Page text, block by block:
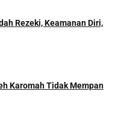
Rezeki, Keamanan Diri,
Karomah Tidak Mempan